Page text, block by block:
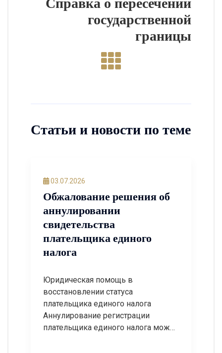
государственной
границы
Статьи и новости по теме
03.07.2026
Обжалование решения об
аннулировании
свидетельства
плательщика единого
налога
Юридическая помощь в
восстановлении статуса
плательщика единого налога
Аннулирование регистрации
плательщика единого налога может